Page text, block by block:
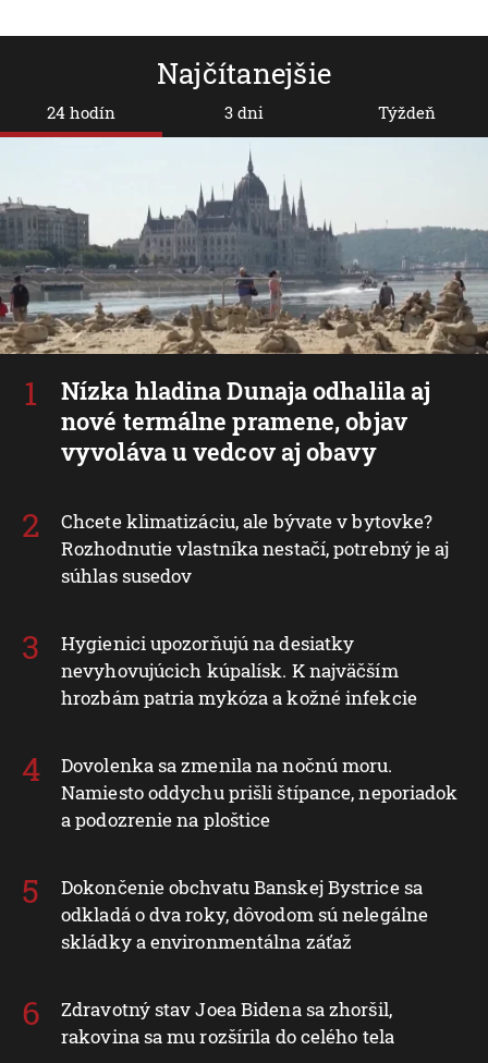
Najčítanejšie
24 hodín
Nízka hladina Dunaja odhalila aj
nové termálne pramene, objav
vyvoláva u vedcov aj obavy
Chcete klimatizáciu, ale bývate v bytovke?
Rozhodnutie vlastníka nestačí, potrebný je aj
súhlas susedov
Hygienici upozorňujú na desiatky
nevyhovujúcich kúpalísk. K najväčším
hrozbám patria mykóza a kožné infekcie
Dovolenka sa zmenila na nočnú moru.
Namiesto oddychu prišli štípance, neporiadok
a podozrenie na ploštice
Dokončenie obchvatu Banskej Bystrice sa
odkladá o dva roky, dôvodom sú nelegálne
skládky a environmentálna záťaž
Zdravotný stav Joea Bidena sa zhoršil,
rakovina sa mu rozšírila do celého tela
3 dni Týždeň